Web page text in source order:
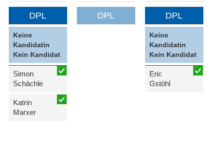
DPL
Keine
Kandidatin
Kein Kandidat
Simon
Schächle
Katrin
Marxer
DPL DPL
Keine
Kandidatin
Kein Kandidat
Eric
Gstöhl